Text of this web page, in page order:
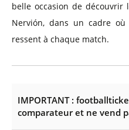
belle occasion de
Nervión, dans un cadre
ressent à chaque match.
IMPORTANT :
comparateur et ne vend